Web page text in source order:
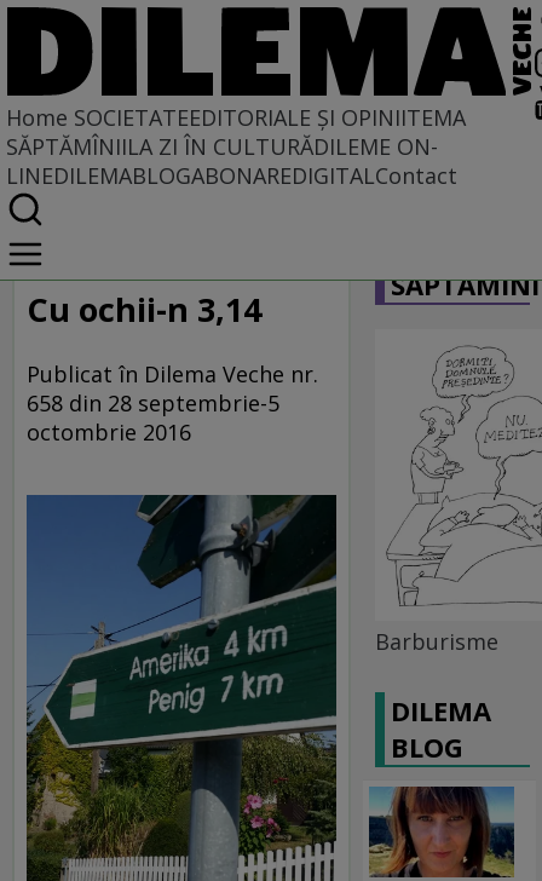
Home SOCIETATEEDITORIALE ȘI OPINIITEMA
SĂPTĂMÎNIILA ZI ÎN CULTURĂDILEME ON-
LINEDILEMABLOGABONAREDIGITALContact
Home
Societate
LA SINGULAR ȘI LA PLURAL
Cu ochii-n 3,14
Publicat în Dilema Veche nr.
658 din 28 septembrie-5
octombrie 2016
Barburisme
DILEMA
BLOG